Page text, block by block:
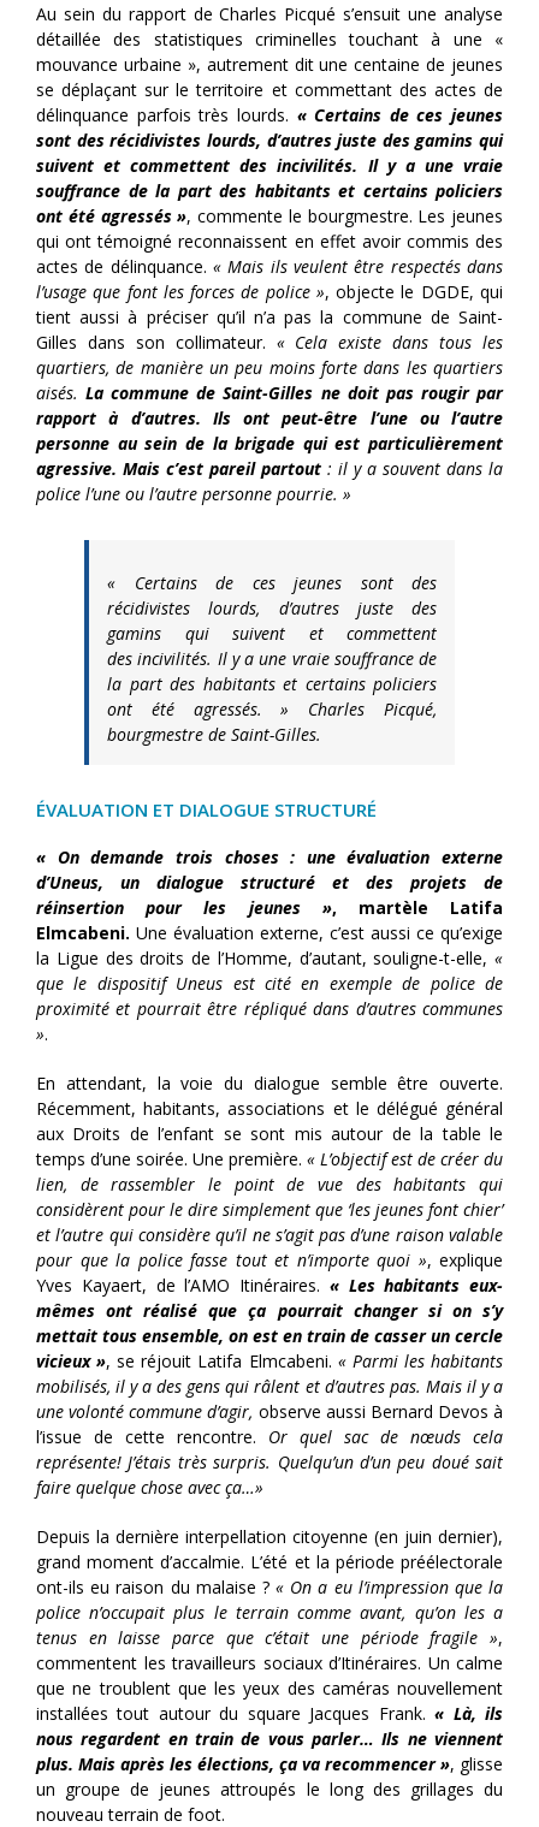
Au sein du rapport de Charles Picqué s’ensuit une analyse
détaillée des statistiques criminelles touchant à une «
mouvance urbaine », autrement dit une centaine de jeunes
se déplaçant sur le territoire et commettant des actes de
délinquance parfois très lourds. « Certains de ces jeunes
sont des récidivistes lourds, d’autres juste des gamins qui
suivent et commettent des incivilités. Il y a une vraie
souffrance de la part des habitants et certains policiers
ont été agressés », commente le bourgmestre. Les jeunes
qui ont témoigné reconnaissent en effet avoir commis des
actes de délinquance. « Mais ils veulent être respectés dans
l’usage que font les forces de police », objecte le DGDE, qui
tient aussi à préciser qu’il n’a pas la commune de Saint-
Gilles dans son collimateur. « Cela existe dans tous les
quartiers, de manière un peu moins forte dans les quartiers
aisés.La commune de Saint-Gilles ne doit pas rougir par
rapport à d’autres. Ils ont peut-être l’une ou l’autre
personne au sein de la brigade qui est particulièrement
agressive. Mais c’est pareil partout : il y a souvent dans la
police l’une ou l’autre personne pourrie. »
« Certains de ces jeunes sont des
récidivistes lourds, d’autres juste des
gamins qui suivent et commettent
des incivilités. Il y a une vraie souffrance de
la part des habitants et certains policiers
ont été agressés. » Charles Picqué,
bourgmestre de Saint-Gilles.
ÉVALUATION ET DIALOGUE STRUCTURÉ
« On demande trois choses : une évaluation externe
d’Uneus, un dialogue structuré et des projets de
réinsertion pour les jeunes », martèle Latifa
Elmcabeni. Une évaluation externe, c’est aussi ce qu’exige
la Ligue des droits de l’Homme, d’autant, souligne-t-elle, «
que le dispositif Uneus est cité en exemple de police de
proximité et pourrait être répliqué dans d’autres communes
».
En attendant, la voie du dialogue semble être ouverte.
Récemment, habitants, associations et le délégué général
aux Droits de l’enfant se sont mis autour de la table le
temps d’une soirée. Une première. « L’objectif est de créer du
lien, de rassembler le point de vue des habitants qui
considèrent pour le dire simplement que ‘les jeunes font chier’
et l’autre qui considère qu’il ne s’agit pas d’une raison valable
pour que la police fasse tout et n’importe quoi », explique
Yves Kayaert, de l’AMO Itinéraires. « Les habitants eux-
mêmes ont réalisé que ça pourrait changer si on s’y
mettait tous ensemble, on est en train de casser un cercle
vicieux », se réjouit Latifa Elmcabeni. « Parmi les habitants
mobilisés, il y a des gens qui râlent et d’autres pas. Mais il y a
une volonté commune d’agir, observe aussi Bernard Devos à
l’issue de cette rencontre. Or quel sac de nœuds cela
représente! J’étais très surpris. Quelqu’un d’un peu doué sait
faire quelque chose avec ça…»
Depuis la dernière interpellation citoyenne (en juin dernier),
grand moment d’accalmie. L’été et la période préélectorale
ont-ils eu raison du malaise ? « On a eu l’impression que la
police n’occupait plus le terrain comme avant, qu’on les a
tenus en laisse parce que c’était une période fragile »,
commentent les travailleurs sociaux d’Itinéraires. Un calme
que ne troublent que les yeux des caméras nouvellement
installées tout autour du square Jacques Frank.« Là, ils
nous regardent en train de vous parler… Ils ne viennent
plus. Mais après les élections, ça va recommencer », glisse
un groupe de jeunes attroupés le long des grillages du
nouveau terrain de foot.